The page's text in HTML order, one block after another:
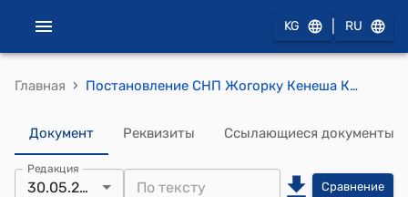
KG RU
Главная › Постановление СНП Жогорку Кенеша КР от 30 мая 2002 года №483-II-11 "О даче согласия на назначение Премьер-министра Кыргызской Республики"
Документ Реквизиты Ссылающиеся документы
Редакция
30.05.2002 Сравнение